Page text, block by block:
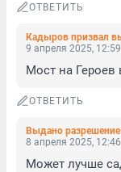
ОТВЕТИТЬ
9 апреля 2025, 12:59
Мост на Героев
ОТВЕТИТЬ
8 апреля 2025, 12:46
Может лучше